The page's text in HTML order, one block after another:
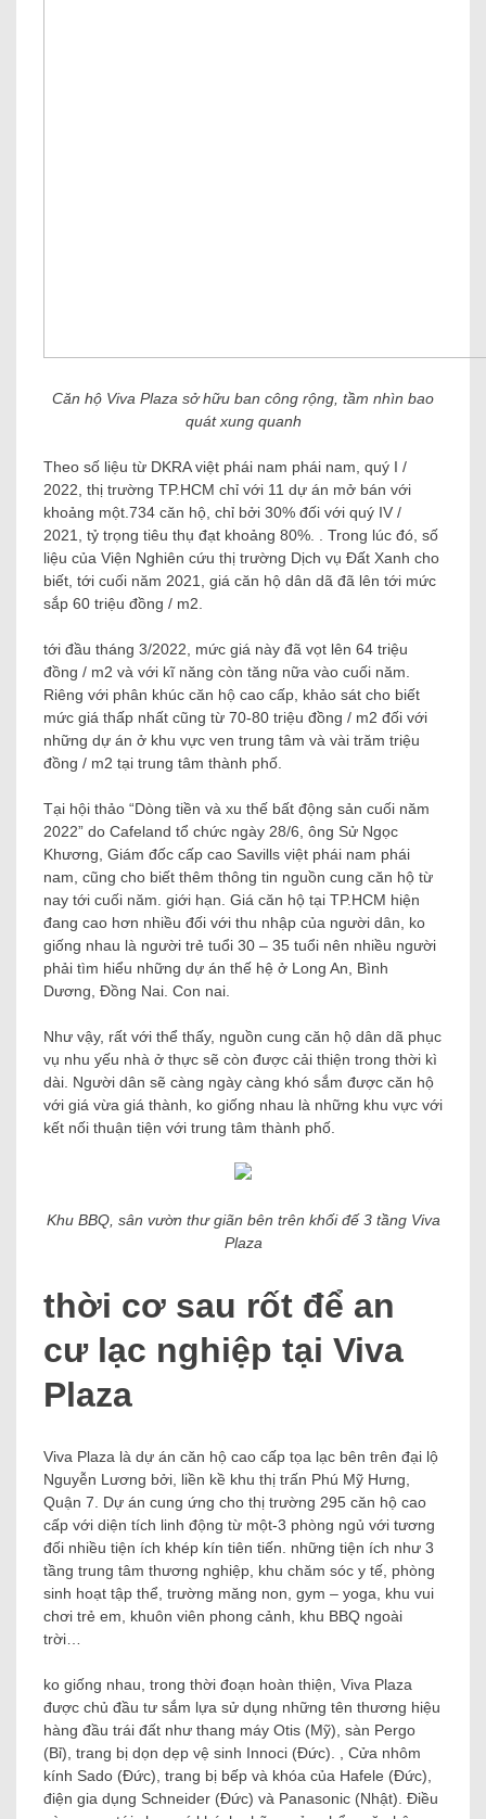
Căn hộ Viva Plaza sở hữu ban công rộng, tầm nhìn bao
quát xung quanh
Theo số liệu từ DKRA việt phái nam phái nam, quý I /
2022, thị trường TP.HCM chỉ với 11 dự án mở bán với
khoảng một.734 căn hộ, chỉ bởi 30% đối với quý IV /
2021, tỷ trọng tiêu thụ đạt khoảng 80%. . Trong lúc đó, số
liệu của Viện Nghiên cứu thị trường Dịch vụ Đất Xanh cho
biết, tới cuối năm 2021, giá căn hộ dân dã đã lên tới mức
sắp 60 triệu đồng / m2.
tới đầu tháng 3/2022, mức giá này đã vọt lên 64 triệu
đồng / m2 và với kĩ năng còn tăng nữa vào cuối năm.
Riêng với phân khúc căn hộ cao cấp, khảo sát cho biết
mức giá thấp nhất cũng từ 70-80 triệu đồng / m2 đối với
những dự án ở khu vực ven trung tâm và vài trăm triệu
đồng / m2 tại trung tâm thành phố.
Tại hội thảo “Dòng tiền và xu thế bất động sản cuối năm
2022” do Cafeland tổ chức ngày 28/6, ông Sử Ngọc
Khương, Giám đốc cấp cao Savills việt phái nam phái
nam, cũng cho biết thêm thông tin nguồn cung căn hộ từ
nay tới cuối năm. giới hạn. Giá căn hộ tại TP.HCM hiện
đang cao hơn nhiều đối với thu nhập của người dân, ko
giống nhau là người trẻ tuổi 30 – 35 tuổi nên nhiều người
phải tìm hiểu những dự án thế hệ ở Long An, Bình
Dương, Đồng Nai. Con nai.
Như vậy, rất với thể thấy, nguồn cung căn hộ dân dã phục
vụ nhu yếu nhà ở thực sẽ còn được cải thiện trong thời kì
dài. Người dân sẽ càng ngày càng khó sắm được căn hộ
với giá vừa giá thành, ko giống nhau là những khu vực với
kết nối thuận tiện với trung tâm thành phố.
Khu BBQ, sân vườn thư giãn bên trên khối đế 3 tầng Viva
Plaza
thời cơ sau rốt để an
cư lạc nghiệp tại Viva
Plaza
Viva Plaza là dự án căn hộ cao cấp tọa lạc bên trên đại lộ
Nguyễn Lương bởi, liền kề khu thị trấn Phú Mỹ Hưng,
Quận 7. Dự án cung ứng cho thị trường 295 căn hộ cao
cấp với diện tích linh động từ một-3 phòng ngủ với tương
đối nhiều tiện ích khép kín tiên tiến. những tiện ích như 3
tầng trung tâm thương nghiệp, khu chăm sóc y tế, phòng
sinh hoạt tập thể, trường măng non, gym – yoga, khu vui
chơi trẻ em, khuôn viên phong cảnh, khu BBQ ngoài
trời…
ko giống nhau, trong thời đoạn hoàn thiện, Viva Plaza
được chủ đầu tư sắm lựa sử dụng những tên thương hiệu
hàng đầu trái đất như thang máy Otis (Mỹ), sàn Pergo
(Bỉ), trang bị dọn dẹp vệ sinh Innoci (Đức). , Cửa nhôm
kính Sado (Đức), trang bị bếp và khóa của Hafele (Đức),
điện gia dụng Schneider (Đức) và Panasonic (Nhật). Điều